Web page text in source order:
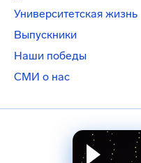
Университетская жизнь
Выпускники
Наши победы
СМИ о нас